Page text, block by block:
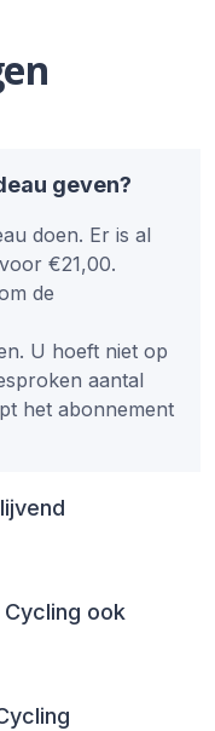
geven?
doen. Er is al
€21,00.
de
U hoeft niet op
aantal
het abonnement
Cycling ook